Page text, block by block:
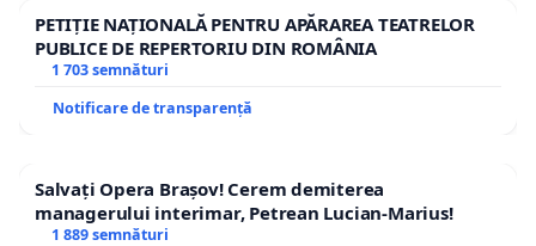
PETIȚIE NAȚIONALĂ PENTRU APĂRAREA TEATRELOR
PUBLICE DE REPERTORIU DIN ROMÂNIA
1 703 semnături
Notificare de transparență
Salvați Opera Brașov! Cerem demiterea
managerului interimar, Petrean Lucian-Marius!
1 889 semnături